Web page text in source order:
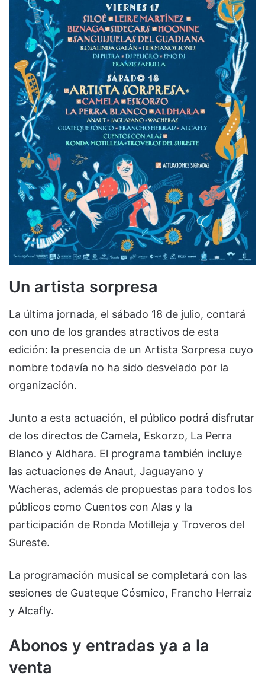
Un artista sorpresa
La última jornada, el sábado 18 de julio, contará
con uno de los grandes atractivos de esta
edición: la presencia de un Artista Sorpresa cuyo
nombre todavía no ha sido desvelado por la
organización.
Junto a esta actuación, el público podrá disfrutar
de los directos de Camela, Eskorzo, La Perra
Blanco y Aldhara. El programa también incluye
las actuaciones de Anaut, Jaguayano y
Wacheras, además de propuestas para todos los
públicos como Cuentos con Alas y la
participación de Ronda Motilleja y Troveros del
Sureste.
La programación musical se completará con las
sesiones de Guateque Cósmico, Francho Herraiz
y Alcafly.
Abonos y entradas ya a la
venta